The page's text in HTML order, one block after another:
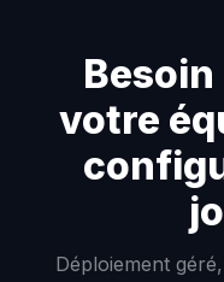
votre
Déploiement